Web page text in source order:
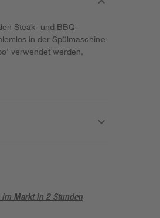
Steak- und BBQ-
in der Spülmaschine
verwendet werden,
Markt in 2 Stunden